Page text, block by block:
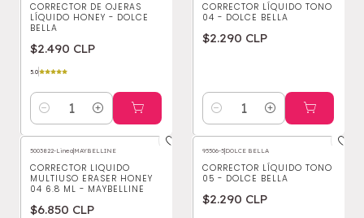
CORRECTOR DE OJERAS
LÍQUIDO HONEY - DOLCE
BELLA
$2.490 CLP
5.0
Cantidad
CORRECTOR LÍQUIDO TONO
04 - DOLCE BELLA
$2.290 CLP
Cantidad
5003822-Linea|MAYBELLINE
CORRECTOR LIQUIDO
MULTIUSO ERASER HONEY
04 6.8 ML - MAYBELLINE
$6.850 CLP
95506-5|DOLCE BELLA
CORRECTOR LÍQUIDO TONO
05 - DOLCE BELLA
$2.290 CLP